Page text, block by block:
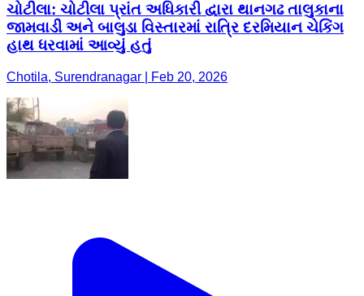
ચોટીલા: ચોટીલા પ્રાંત અધિકારી દ્વારા થાનગઢ તાલુકાના
જામવાડી અને બાલુડા વિસ્તારમાં રાત્રિ દરમિયાન ચેકિંગ
હાથ ધરવામાં આવ્યું હતું
Chotila, Surendranagar | Feb 20, 2026